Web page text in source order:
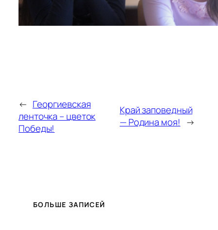
← Георгиевская
ленточка – цветок
Победы!
Край заповедный
— Родина моя! →
БОЛЬШЕ ЗАПИСЕЙ